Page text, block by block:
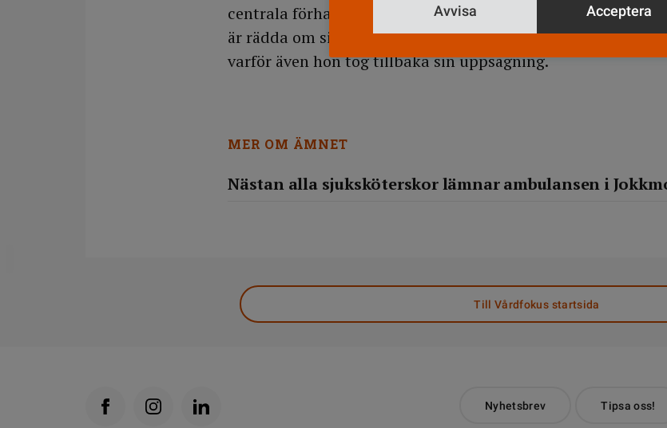
centrala förhandlingen är avslutad. Då slogs vapnet ur
är rädda om sina jobb också. Så är det ju, säger Åsa
varför även hon tog tillbaka sin uppsägning.
MER OM ÄMNET
Nästan alla sjuksköterskor lämnar ambulansen i
Till Vårdfokus startsida
Nyhetsbrev Tipsa oss!
Avvisa Acceptera